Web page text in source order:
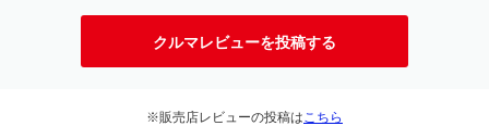
クルマレビューを投稿する
※販売店レビューの投稿は こちら